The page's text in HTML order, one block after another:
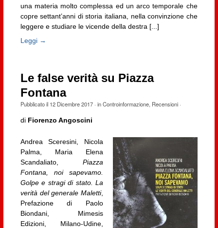
una materia molto complessa ed un arco temporale che
copre settant’anni di storia italiana, nella convinzione che
leggere e studiare le vicende della destra [...]
Leggi →
Le false verità su Piazza
Fontana
Pubblicato il 12 Dicembre 2017· inControinformazione, Recensioni·
di Fiorenzo Angoscini
Andrea Sceresini, Nicola
Palma, Maria Elena
Scandaliato,Piazza
Fontana, noi sapevamo.
Golpe e stragi di stato. La
verità del generale Maletti,
Prefazione di Paolo
Biondani, Mimesis
Edizioni, Milano-Udine,